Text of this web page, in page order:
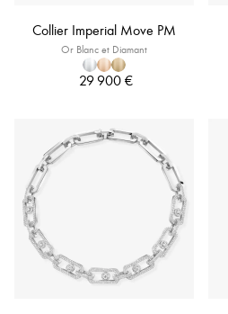
Collier Imperial Move PM
Or Blanc et Diamant
29 900 €